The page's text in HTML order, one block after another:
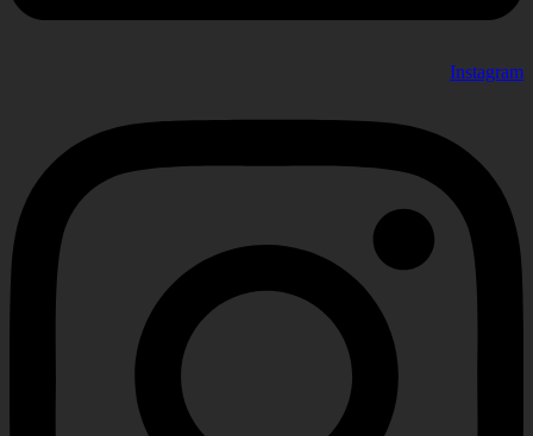
Instagram